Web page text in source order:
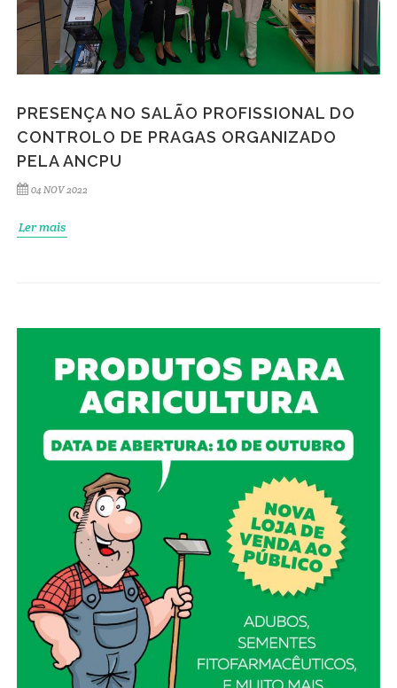
PRESENÇA NO SALÃO PROFISSIONAL DO
CONTROLO DE PRAGAS ORGANIZADO
PELA ANCPU
04 NOV 2022
Ler mais